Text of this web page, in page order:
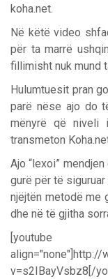
koha.net.
Në këtë video
për ta marrë
fillimisht nuk mund
Hulumtuesit pran
parë nëse ajo do
mënyrë që niveli
transmeton
Ajo “lexoi”
gurë për të
njëjtën metodë me
dhe në të gjitha
[youtube
align="none"]http://
v=s2IBayVsbz8[/